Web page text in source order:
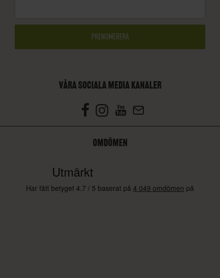
VÅRA SOCIALA MEDIA KANALER
OMDÖMEN